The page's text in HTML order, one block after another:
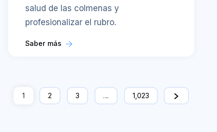
salud de las colmenas y
profesionalizar el rubro.
Saber más
1 2 3 … 1,023